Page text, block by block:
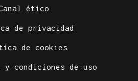
ético
de privacidad
de cookies
condiciones de uso